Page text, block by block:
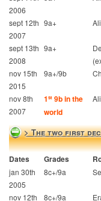
2006
sept 12th
2007
9a+
sept 13th
2008
9a+
nov 15th
2015
9a+/9b
nov 8th
2007
1st 9b in the
world
> The two first
Dates Grades
jan 30th
2005
8c+/9a
nov 12th
8c+/9a